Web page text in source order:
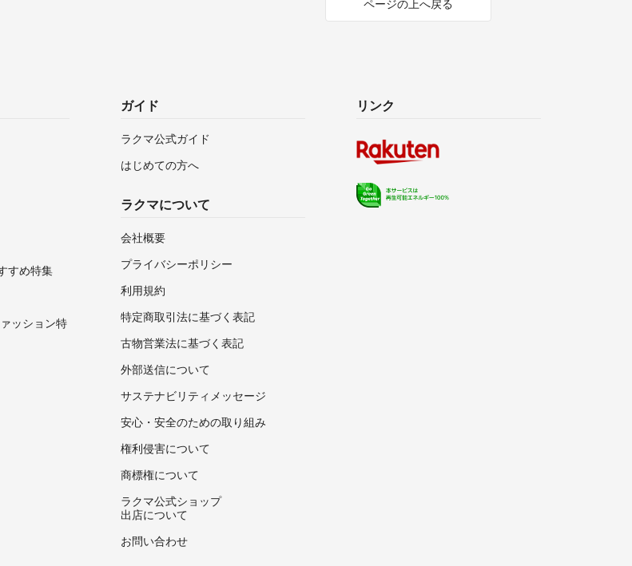
すめ特集
ッション特
ガイド
ラクマ公式ガイド
はじめての方へ
ラクマについて
会社概要
プライバシーポリシー
利用規約
特定商取引法に基づく表記
古物営業法に基づく表記
外部送信について
サステナビリティメッセージ
安心・安全のための取り組み
権利侵害について
商標権について
ラクマ公式ショップ
出店について
お問い合わせ
リンク